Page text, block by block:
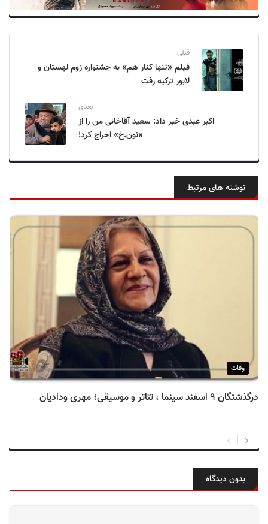
قبلی
فیلم «تنها کنار هم» به جشنواره زوم لهستان و
لابور ترکیه رفت
بعدی
اکبر عبدی خبر داد: سعید آقاخانی من را از
«نون.خ» اخراج کرد!
نوشته های مرتبط
وفات
درگذشتگان ۹ اسفند سینما ، تئاتر و موسیقی؛ مهری ودادیان
بدون دیدگاه